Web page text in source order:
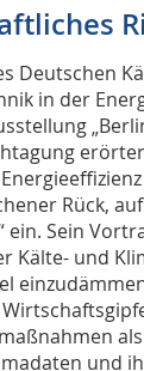
Deutschen
in der
Rück,
ein. Sein
Kälte- und
und